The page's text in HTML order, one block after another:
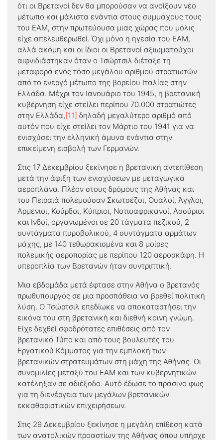
ότι οι Βρετανοί δεν θα μπορούσαν να ανοίξουν νέο
μέτωπο και μάλιστα ενάντια στους συμμάχους τους
του ΕΑΜ, στην πρωτεύουσα μιας χώρας που μόλις
είχε απελευθερωθεί. Όχι μόνο η ηγεσία του ΕΑΜ,
αλλά ακόμη και οι ίδιοι οι Βρετανοί αξιωματούχοι
αιφνιδιάστηκαν όταν ο Τσώρτσιλ διέταξε τη
μεταφορά ενός τόσο μεγάλου αριθμού στρατιωτών
από το ενεργό μέτωπο της βορείου Ιταλίας στην
Ελλάδα. Μέχρι τον Ιανουάριο του 1945, η βρετανική
κυβέρνηση είχε στείλει περίπου 70.000 στρατιώτες
στην Ελλάδα,[11] δηλαδή μεγαλύτερο αριθμό από
αυτόν που είχε στείλει τον Μάρτιο του 1941 για να
ενισχύσει την ελληνική άμυνα ενάντια στην
επικείμενη εισβολή των Γερμανών.
Στις 17 Δεκεμβρίου ξεκίνησε η βρετανική αντεπίθεση
μετά την άφιξη των ενισχύσεων με μεταγωγικά
αεροπλάνα. Πλέον στους δρόμους της Αθήνας και
του Πειραιά πολεμούσαν Σκωτσέζοι, Ουαλοί, Άγγλοι,
Αρμένιοι, Κούρδοι, Κύπριοι, Νοτιοαφρικανοί, Ασσύριοι
και Ινδοί, οργανωμένοι σε 20 τάγματα πεζικού, 2
συντάγματα πυροβολικού, 4 συντάγματα αρμάτων
μάχης, με 140 τεθωρακισμένα και 8 μοίρες
πολεμικής αεροπορίας με περίπου 120 αεροσκάφη. Η
υπεροπλία των Βρετανών ήταν συντριπτική.
Μια εβδομάδα μετά έφτασε στην Αθήνα ο βρετανός
πρωθυπουργός σε μια προσπάθεια να βρεθεί πολιτική
λύση. Ο Τσώρτσιλ επεδίωκε να αποκαταστήσει την
εικόνα του στη βρετανική και διεθνή κοινή γνώμη.
Είχε δεχθεί σφοδρότατες επιθέσεις από τον
βρετανικό Τύπο και από τους βουλευτές του
Εργατικού Κόμματος για την εμπλοκή των
βρετανικών στρατευμάτων στη μάχη της Αθήνας. Οι
συνομιλίες μεταξύ του ΕΑΜ και των κυβερνητικών
κατέληξαν σε αδιέξοδο. Αυτό έδωσε το πράσινο φως
για τη διενέργεια των μεγάλων βρετανικών
εκκαθαριστικών επιχειρήσεων.
Στις 29 Δεκεμβρίου ξεκίνησε η μεγάλη επίθεση κατά
των ανατολικών προαστίων της Αθήνας όπου υπήρχε